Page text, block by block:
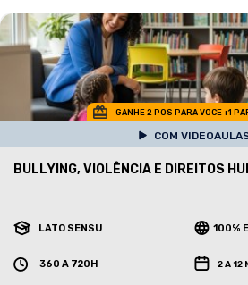
GANHE 2 POS PARA VOCE +1
COM
BULLYING, VIOLÊNCIA E DIREITOS
LATO SENSU 100%
360 A 720H 2 A 12